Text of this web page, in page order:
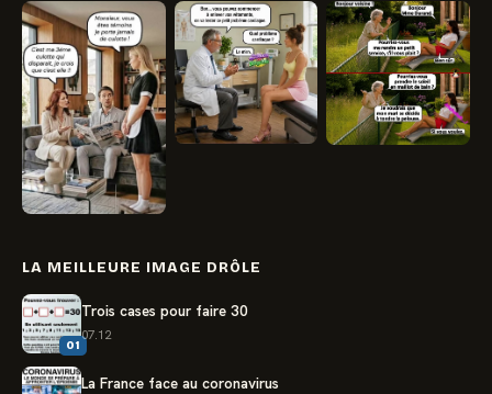
LA MEILLEURE IMAGE DRÔLE
01
Trois cases pour faire 30
07.12
La France face au coronavirus